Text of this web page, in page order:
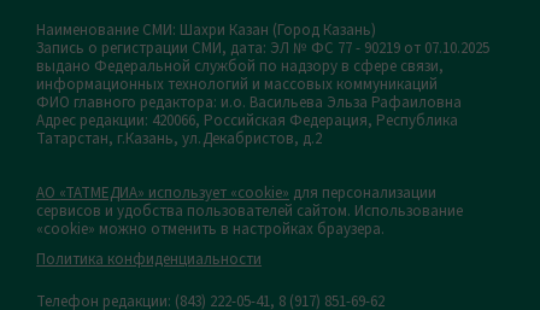
Наименование СМИ: Шахри Казан (Город Казань)
Запись о регистрации СМИ, дата: ЭЛ № ФС 77 - 90219 от 07.10.2025
выдано Федеральной службой по надзору в сфере связи,
информационных технологий и массовых коммуникаций
ФИО главного редактора: и.о. Васильева Эльза Рафаиловна
Адрес редакции: 420066, Российская Федерация, Республика
Татарстан, г.Казань, ул.Декабристов, д.2
АО «ТАТМЕДИА» использует «cookie» для персонализации
сервисов и удобства пользователей сайтом. Использование
«cookie» можно отменить в настройках браузера.
Политика конфиденциальности
Телефон редакции: (843) 222-05-41, 8 (917) 851-69-62